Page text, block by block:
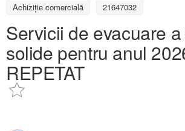
Achizițiе comercială 21647032
Servicii de evacuare
solide pentru anul
REPETAT